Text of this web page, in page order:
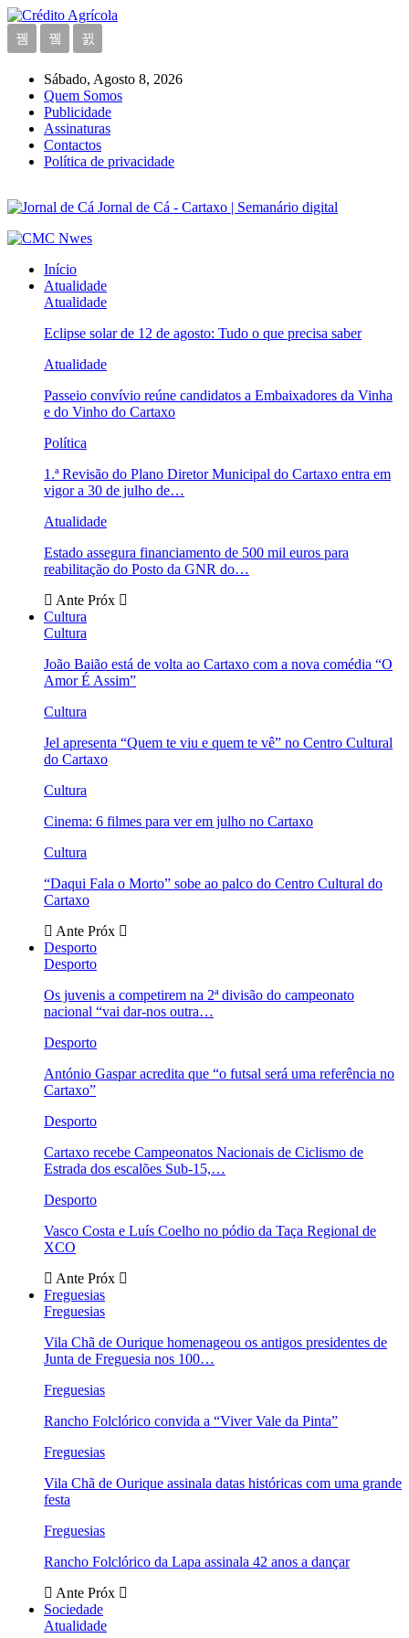
Sábado, Agosto 8, 2026
Quem Somos
Publicidade
Assinaturas
Contactos
Política de privacidade
Jornal de Cá - Cartaxo | Semanário digital
Início
Atualidade
Atualidade
Eclipse solar de 12 de agosto: Tudo o que precisa saber
Atualidade
Passeio convívio reúne candidatos a Embaixadores da Vinha
e do Vinho do Cartaxo
Política
1.ª Revisão do Plano Diretor Municipal do Cartaxo entra em
vigor a 30 de julho de…
Atualidade
Estado assegura financiamento de 500 mil euros para
reabilitação do Posto da GNR do…
Ante Próx
Cultura
Cultura
João Baião está de volta ao Cartaxo com a nova comédia “O
Amor É Assim”
Cultura
Jel apresenta “Quem te viu e quem te vê” no Centro Cultural
do Cartaxo
Cultura
Cinema: 6 filmes para ver em julho no Cartaxo
Cultura
“Daqui Fala o Morto” sobe ao palco do Centro Cultural do
Cartaxo
Ante Próx
Desporto
Desporto
Os juvenis a competirem na 2ª divisão do campeonato
nacional “vai dar-nos outra…
Desporto
António Gaspar acredita que “o futsal será uma referência no
Cartaxo”
Desporto
Cartaxo recebe Campeonatos Nacionais de Ciclismo de
Estrada dos escalões Sub-15,…
Desporto
Vasco Costa e Luís Coelho no pódio da Taça Regional de
XCO
Ante Próx
Freguesias
Freguesias
Vila Chã de Ourique homenageou os antigos presidentes de
Junta de Freguesia nos 100…
Freguesias
Rancho Folclórico convida a “Viver Vale da Pinta”
Freguesias
Vila Chã de Ourique assinala datas históricas com uma grande
festa
Freguesias
Rancho Folclórico da Lapa assinala 42 anos a dançar
Ante Próx
Sociedade
Atualidade